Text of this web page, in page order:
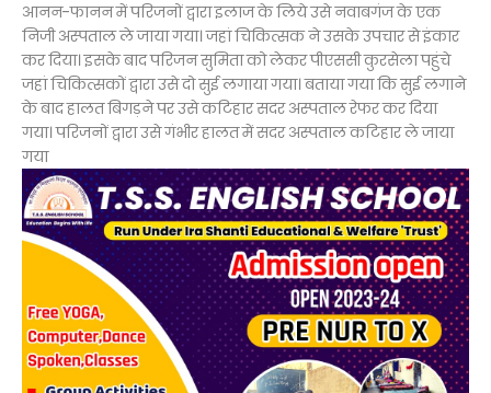
आनन-फानन में परिजनों द्वारा इलाज के लिये उसे नवाबगंज के एक
निजी अस्पताल ले जाया गया। जहां चिकित्सक ने उसके उपचार से इंकार
कर दिया। इसके बाद परिजन सुमिता को लेकर पीएससी कुरसेला पहुंचे
जहां चिकित्सकों द्वारा उसे दो सुई लगाया गया। बताया गया कि सुई लगाने
के बाद हालत बिगड़ने पर उसे कटिहार सदर अस्पताल रेफर कर दिया
गया। परिजनों द्वारा उसे गंभीर हालत में सदर अस्पताल कटिहार ले जाया
गया